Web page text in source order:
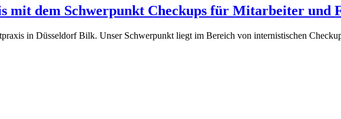
dem Schwerpunkt Checkups für Mitarbeiter und
in Düsseldorf Bilk. Unser Schwerpunkt liegt im Bereich von internistischen